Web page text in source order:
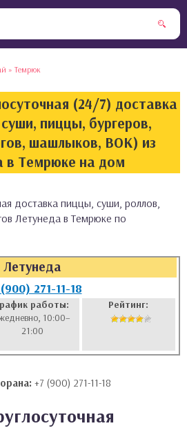
» Темрюк
(24/7) доставка
пиццы, бургеров,
шашлыков, ВОК) из
в Темрюке на дом
доставка пиццы, суши, роллов,
Летунеда в Темрюке по
Летунеда
271-11-18
работы:
10:00–
21:00
Рейтинг:
+7 (900) 271-11-18